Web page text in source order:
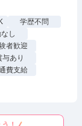
学歴不問
し
者歓迎
与あり
費支給